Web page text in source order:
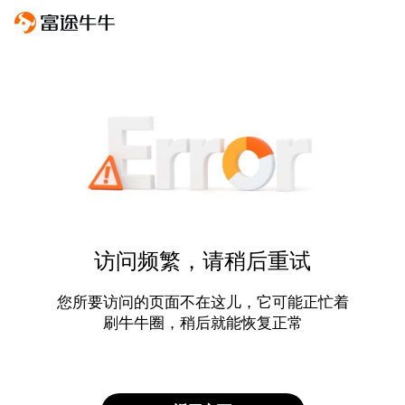
访问频繁，请稍后重试
您所要访问的页面不在这儿，它可能正忙着
刷牛牛圈，稍后就能恢复正常